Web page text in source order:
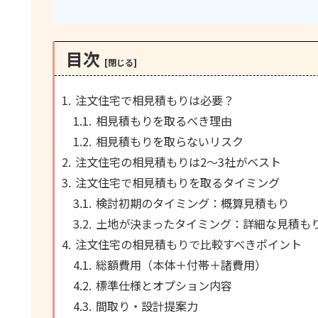
目次
注文住宅で相見積もりは必要？
相見積もりを取るべき理由
相見積もりを取らないリスク
注文住宅の相見積もりは2〜3社がベスト
注文住宅で相見積もりを取るタイミング
検討初期のタイミング：概算見積もり
土地が決まったタイミング：詳細な見積も
注文住宅の相見積もりで比較すべきポイント
総額費用（本体＋付帯＋諸費用）
標準仕様とオプション内容
間取り・設計提案力